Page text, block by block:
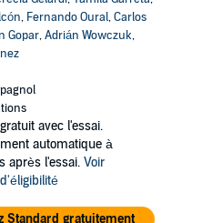
, Fernando Oural,Carlos
Gopar,Adrián Wowczuk,
avec l'essai.
automatique à
après l'essai. Voir
Standard gratuitement